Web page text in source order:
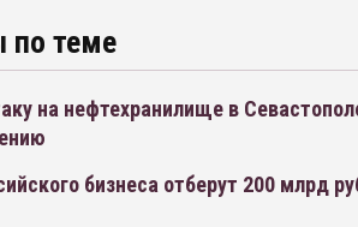
по теме
на нефтехранилище в
бизнеса отберут 200 млрд